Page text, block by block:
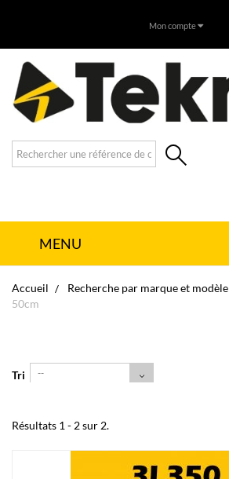
Mon compte
MENU
Accueil Recherche par marque et modèle
50cm
Tri --
Résultats 1 - 2 sur 2.